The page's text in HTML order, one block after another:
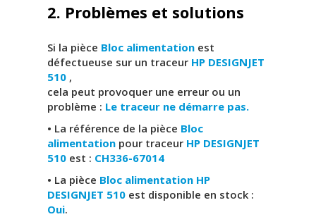
2. Problèmes et solutions
Si la pièce Bloc alimentation est
défectueuse sur un traceur HP DESIGNJET
510 ,
cela peut provoquer une erreur ou un
problème : Le traceur ne démarre pas.
• La référence de la pièce Bloc
alimentation pour traceur HP DESIGNJET
510 est : CH336-67014
• La pièce Bloc alimentation HP
DESIGNJET 510 est disponible en stock :
Oui.